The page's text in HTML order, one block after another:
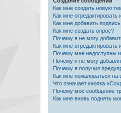
Как мне создать новую
Как мне
Как мне добавить
Как мне создать опрос?
Почему я не могу
Как мне отредактировать
Почему мне недоступны
Почему я не могу
Почему я получил
Как мне пожаловаться
Что означает кнопка
Почему моё сообщение
Как мне вновь поднять